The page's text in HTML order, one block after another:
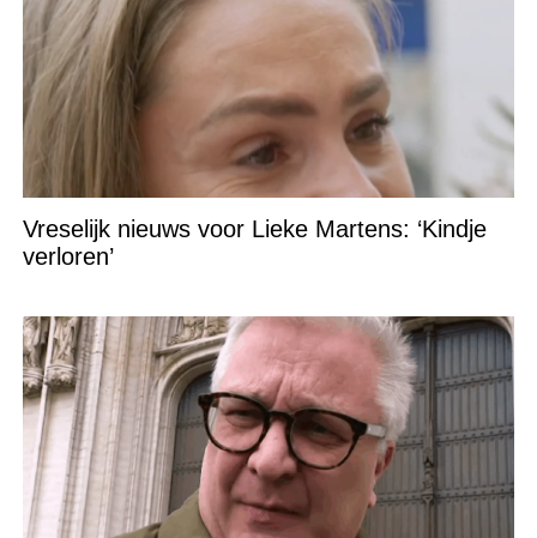
Vreselijk nieuws voor Lieke Martens: ‘Kindje
verloren’